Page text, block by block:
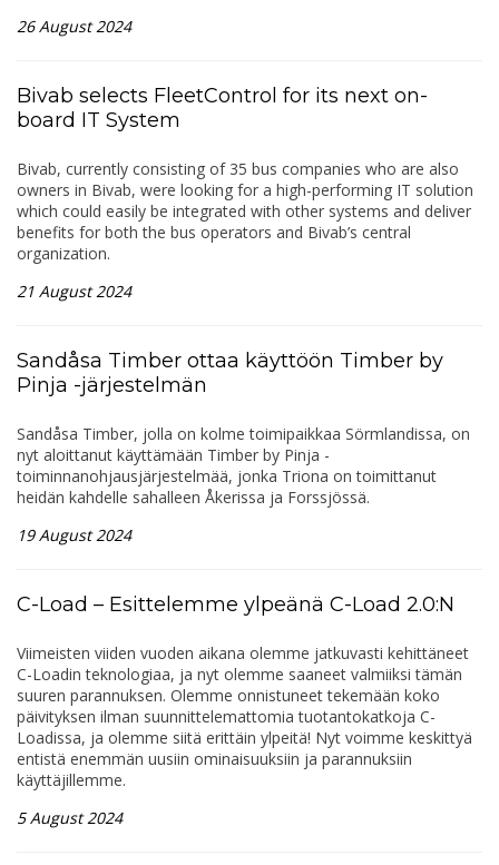
26 August 2024
Bivab selects FleetControl for its next on-
board IT System
Bivab, currently consisting of 35 bus companies who are also
owners in Bivab, were looking for a high-performing IT solution
which could easily be integrated with other systems and deliver
benefits for both the bus operators and Bivab’s central
organization.
21 August 2024
Sandåsa Timber ottaa käyttöön Timber by
Pinja -järjestelmän
Sandåsa Timber, jolla on kolme toimipaikkaa Sörmlandissa, on
nyt aloittanut käyttämään Timber by Pinja -
toiminnanohjausjärjestelmää, jonka Triona on toimittanut
heidän kahdelle sahalleen Åkerissa ja Forssjössä.
19 August 2024
C-Load – Esittelemme ylpeänä C-Load 2.0:N
Viimeisten viiden vuoden aikana olemme jatkuvasti kehittäneet
C-Loadin teknologiaa, ja nyt olemme saaneet valmiiksi tämän
suuren parannuksen. Olemme onnistuneet tekemään koko
päivityksen ilman suunnittelemattomia tuotantokatkoja C-
Loadissa, ja olemme siitä erittäin ylpeitä! Nyt voimme keskittyä
entistä enemmän uusiin ominaisuuksiin ja parannuksiin
käyttäjillemme.
5 August 2024